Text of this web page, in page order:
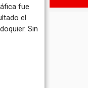
fue
el
Sin